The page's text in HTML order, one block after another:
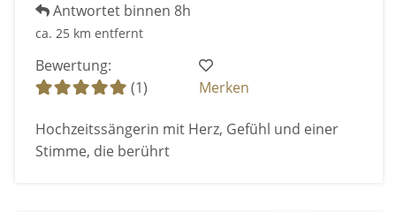
Antwortet binnen 8h
ca. 25 km entfernt
Bewertung:
(1)
Merken
Hochzeitssängerin mit Herz, Gefühl und einer
Stimme, die berührt